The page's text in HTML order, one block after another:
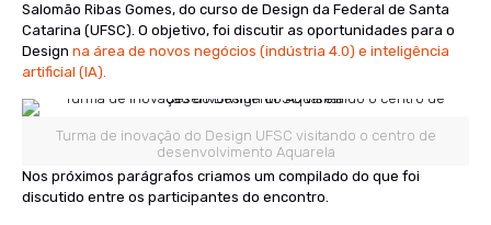
Salomão Ribas Gomes, do curso de Design da Federal de Santa
Catarina (UFSC). O objetivo, foi discutir as oportunidades para o
Design na área de novos negócios (indústria 4.0) e inteligência
artificial (IA).
Turma de inovação do Design UFSC visitando o centro de
desenvolvimento Aquarela
Nos próximos parágrafos criamos um compilado do que foi
discutido entre os participantes do encontro.